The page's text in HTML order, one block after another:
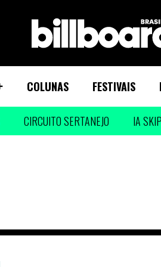
COLUNAS FESTIVAIS
CIRCUITO SERTANEJO IA